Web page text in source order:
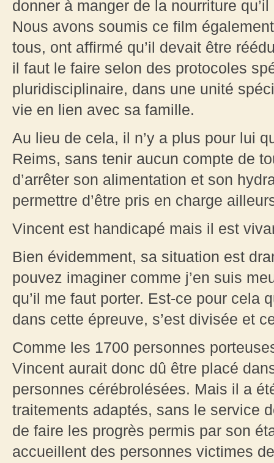
donner à manger de la nourriture
Nous avons soumis ce film
tous, ont affirmé qu’il devait être
il faut le faire selon des protocoles
pluridisciplinaire, dans une unité
vie en lien avec sa famille.
Au lieu de cela, il n’y a plus pour lui
Reims, sans tenir aucun compte de
d’arrêter son alimentation et son
permettre d’être pris en charge
Vincent est handicapé mais il est
Bien évidemment, sa situation est
pouvez imaginer comme j’en suis
qu’il me faut porter. Est-ce pour cela
dans cette épreuve, s’est divisée et
Comme les 1700 personnes
Vincent aurait donc dû être placé
personnes cérébrolésées. Mais il a
traitements adaptés, sans le service
de faire les progrès permis par son
accueillent des personnes victimes